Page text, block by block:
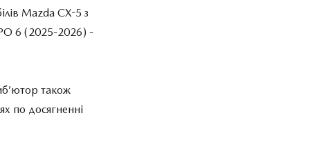
Mazda CX-5 з
6 (2025-2026) -
також
по досягненні